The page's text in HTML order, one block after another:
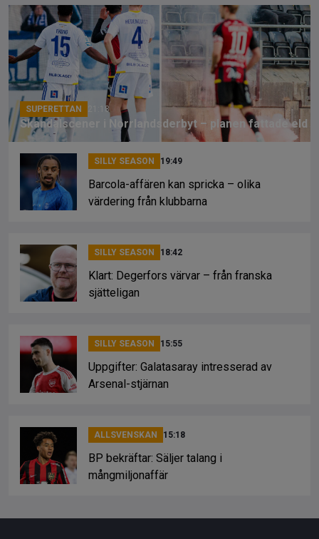
b
o
o
k
a
d
s
Li
n
k
SUPERETTAN 21:18
Skandalscener i Norrlandsderbyt – planen fattade eld
SILLY SEASON 19:49
Barcola-affären kan spricka – olika
värdering från klubbarna
SILLY SEASON 18:42
Klart: Degerfors värvar – från franska
sjätteligan
SILLY SEASON 15:55
Uppgifter: Galatasaray intresserad av
Arsenal-stjärnan
ALLSVENSKAN 15:18
BP bekräftar: Säljer talang i
mångmiljonaffär